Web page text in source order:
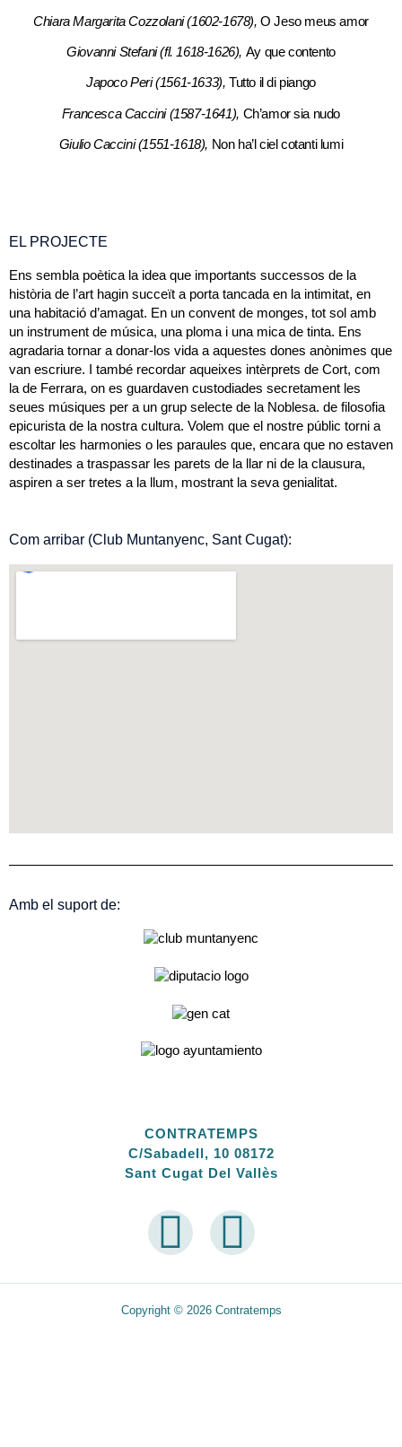
Chiara Margarita Cozzolani (1602-1678),O Jeso meus amor
Giovanni Stefani (fl. 1618-1626), Ay que contento
Japoco Peri (1561-1633),Tutto il di piango
Francesca Caccini (1587-1641), Ch’amor sia nudo
Giulio Caccini (1551-1618), Non ha’l ciel cotanti lumi
EL PROJECTE
Ens sembla poètica la idea que importants successos de la
història de l’art hagin succeït a porta tancada en la intimitat, en
una habitació d’amagat. En un convent de monges, tot sol amb
un instrument de música, una ploma i una mica de tinta. Ens
agradaria tornar a donar-los vida a aquestes dones anònimes que
van escriure. I també recordar aqueixes intèrprets de Cort, com
la de Ferrara, on es guardaven custodiades secretament les
seues músiques per a un grup selecte de la Noblesa. de filosofia
epicurista de la nostra cultura. Volem que el nostre públic torni a
escoltar les harmonies o les paraules que, encara que no estaven
destinades a traspassar les parets de la llar ni de la clausura,
aspiren a ser tretes a la llum, mostrant la seva genialitat.
Com arribar (Club Muntanyenc, Sant Cugat):
Amb el suport de:
CONTRATEMPS
C/Sabadell, 10 08172
Sant Cugat Del Vallès
Copyright © 2026 Contratemps